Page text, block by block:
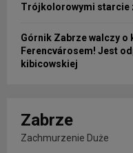
Trójkolorowymi starcie
Górnik Zabrze walczy o
Ferencvárosem! Jest
kibicowskiej
Zabrze
Zachmurzenie Duże